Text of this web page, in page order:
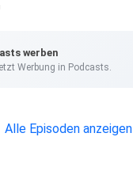
werben
Werbung in Podcasts.
Alle Episoden anzeigen